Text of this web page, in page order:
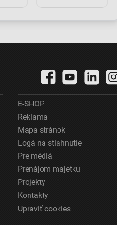
obchodnom
E-SHOP
Reklama
Mapa stránok
Logá na stiahnutie
Pre médiá
Prenájom majetku
Projekty
Kontakty
Upraviť cookies